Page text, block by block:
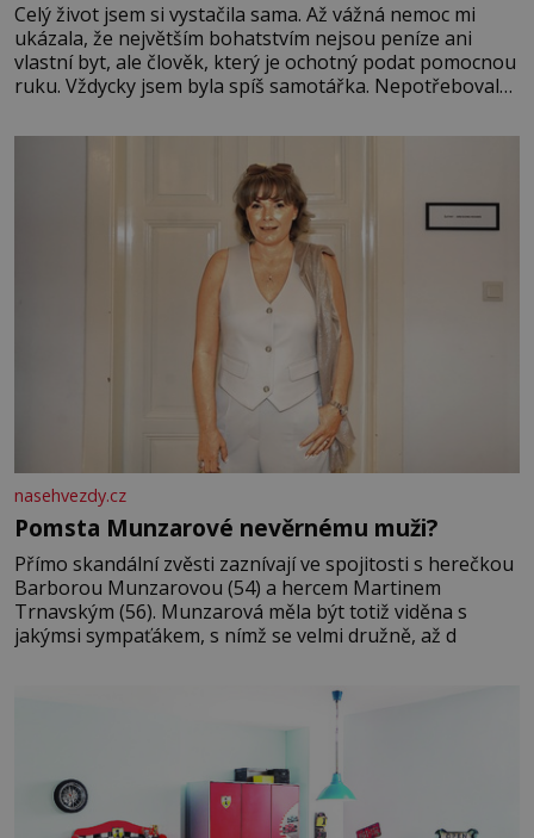
Celý život jsem si vystačila sama. Až vážná nemoc mi
ukázala, že největším bohatstvím nejsou peníze ani
vlastní byt, ale člověk, který je ochotný podat pomocnou
ruku. Vždycky jsem byla spíš samotářka. Nepotřebovala
mi knihy, práce a hlavně klid. Hned po studiích jsem
nasehvezdy.cz
Pomsta Munzarové nevěrnému muži?
Přímo skandální zvěsti zaznívají ve spojitosti s herečkou
Barborou Munzarovou (54) a hercem Martinem
Trnavským (56). Munzarová měla být totiž viděna s
jakýmsi sympaťákem, s nímž se velmi družně, až d